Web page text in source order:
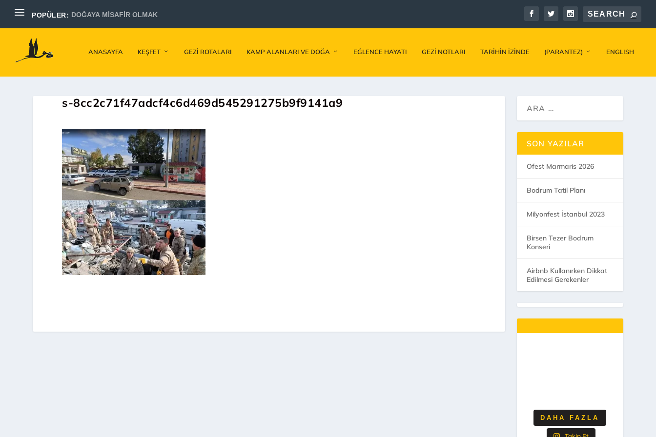
POPÜLER: DOĞAYA MİSAFİR OLMAK
ANASAYFA KEŞFET GEZI ROTALARI KAMP ALANLARI VE DOĞA EĞLENCE HAYATI GEZI NOTLARI TARIHIN İZINDE (PARANTEZ) ENGLISH
s-8cc2c71f47adcf4c6d469d545291275b9f9141a9
SON YAZILAR
Ofest Marmaris 2026
Bodrum Tatil Planı
Milyonfest İstanbul 2023
Birsen Tezer Bodrum
Konseri
Airbnb Kullanırken Dikkat
Edilmesi Gerekenler
DAHA FAZLA